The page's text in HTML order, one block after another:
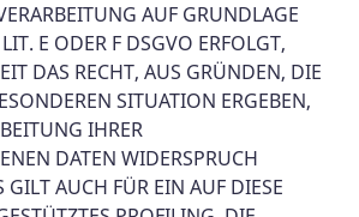
AUF GRUNDLAGE
E ODER F DSGVO ERFOLGT,
DAS RECHT, AUS GRÜNDEN, DIE
SITUATION ERGEBEN,
IHRER
DATEN WIDERSPRUCH
GILT AUCH FÜR EIN AUF DIESE